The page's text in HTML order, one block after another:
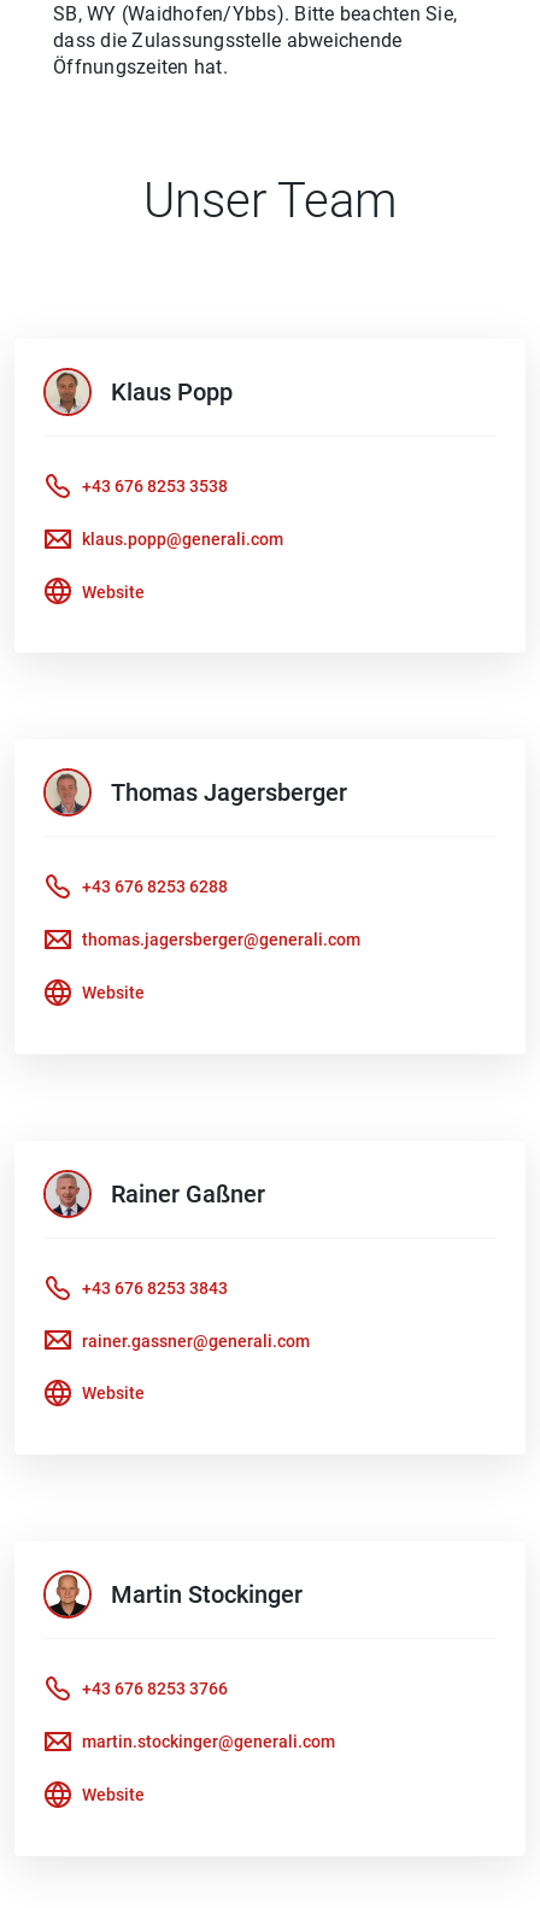
SB, WY (Waidhofen/Ybbs). Bitte beachten Sie,
dass die Zulassungsstelle abweichende
Öffnungszeiten hat.
Unser Team
Klaus Popp
+43 676 8253 3538
klaus.popp@generali.com
Website
Thomas Jagersberger
+43 676 8253 6288
thomas.jagersberger@generali.com
Website
Rainer Gaßner
+43 676 8253 3843
rainer.gassner@generali.com
Website
Martin Stockinger
+43 676 8253 3766
martin.stockinger@generali.com
Website